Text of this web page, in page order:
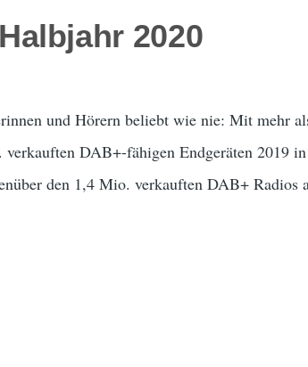
2020
und Hörern beliebt wie nie: Mit mehr
DAB+-fähigen Endgeräten 2019
den 1,4 Mio. verkauften DAB+ Radios